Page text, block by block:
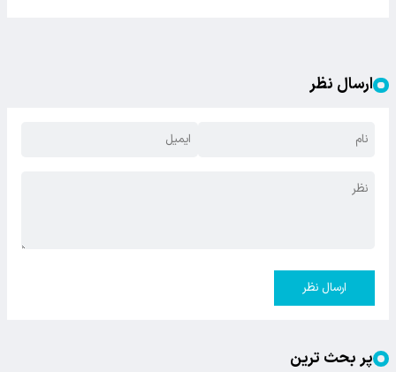
ارسال نظر
ارسال نظر
پر بحث ترین